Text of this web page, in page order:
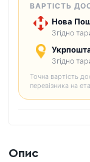
ВАРТІСТЬ
Нова
Згідно
Згідно
Точна вартість
перевізника на
Опис